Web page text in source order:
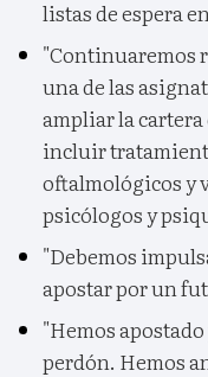
listas de espera
"Continuaremos
una de las
ampliar la
incluir
oftalmológicos y
psicólogos y
"Debemos
apostar por un
"Hemos
perdón. Hemos